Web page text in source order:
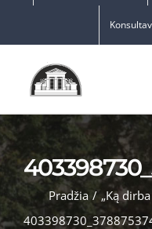
Pradžia / „Ką